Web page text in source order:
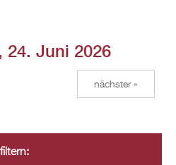
Juni 2026
nächster »